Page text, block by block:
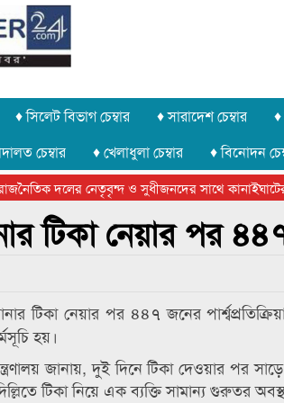
♦ সিলেট বিভাগ চেম্বার ♦ সারাদেশ চেম্বার ♦
চেম্বার ♦ খেলাধুলা চেম্বার ♦ বিনোদন
দলের নেতৃবৃন্দ ও সুধীজনদের সাথে
সিলেটে বাংলাদেশ গ্রুপ থিয়েটার ফেডারেশানের বিভাগীয়
টিকা নেয়ার পর ৪৪৭
টিকা নেয়ার পর ৪৪৭ জনের
হয়।
জানায়, দুই দিনে টিকা দেওয়ার পর
টিকা নিয়ে এক ব্যক্তি সামান্য গুরুতর